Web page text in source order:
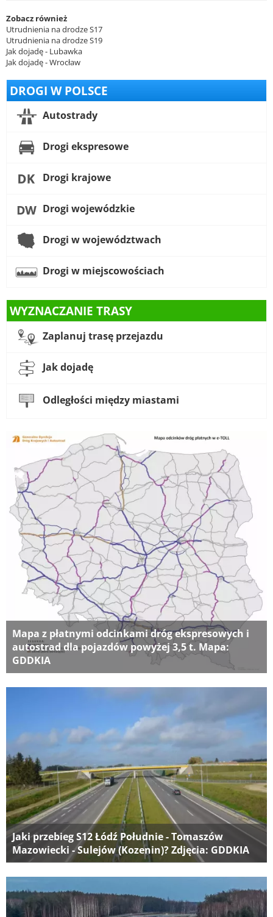
Zobacz również
Utrudnienia na drodze S17
Utrudnienia na drodze S19
Jak dojadę - Lubawka
Jak dojadę - Wrocław
DROGI W POLSCE
Autostrady
Drogi ekspresowe
Drogi krajowe
Drogi wojewódzkie
Drogi w województwach
Drogi w miejscowościach
WYZNACZANIE TRASY
Zaplanuj trasę przejazdu
Jak dojadę
Odległości między miastami
Mapa z płatnymi odcinkami dróg ekspresowych i
autostrad dla pojazdów powyżej 3,5 t. Mapa:
GDDKIA
Jaki przebieg S12 Łódź Południe - Tomaszów
Mazowiecki - Sulejów (Kozenin)? Zdjęcia: GDDKIA